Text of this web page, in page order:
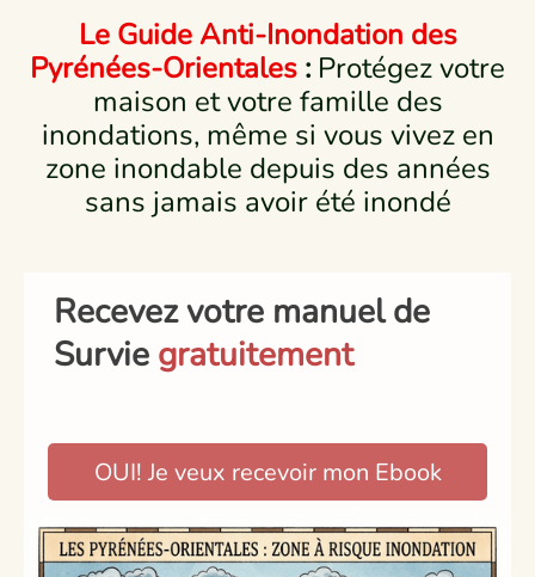
Le Guide Anti-Inondation des
Pyrénées-Orientales : Protégez votre
maison et votre famille des
inondations, même si vous vivez en
zone inondable depuis des années
sans jamais avoir été inondé
Recevez votre manuel de
Survie gratuitement
OUI! Je veux recevoir mon Ebook